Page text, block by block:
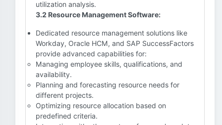
utilization analysis.
3.2 Resource Management Software:
Dedicated resource management solutions like
Workday, Oracle HCM, and SAP SuccessFactors
provide advanced capabilities for:
Managing employee skills, qualifications, and
availability.
Planning and forecasting resource needs for
different projects.
Optimizing resource allocation based on
predefined criteria.